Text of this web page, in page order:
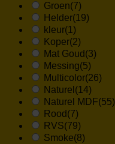
Groen(7)
Helder(19)
kleur(1)
Koper(2)
Mat Goud(3)
Messing(5)
Multicolor(26)
Naturel (14)
Naturel MDF(55)
Rood(7)
RVS(79)
Smoke(8)